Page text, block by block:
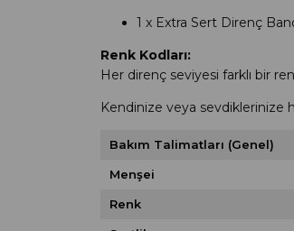
1 x Extra Sert Direnç
Renk Kodları:
Her direnç seviyesi farklı bir
Kendinize veya sevdiklerinize
Bakım Talimatları (Genel)
Menşei
Renk